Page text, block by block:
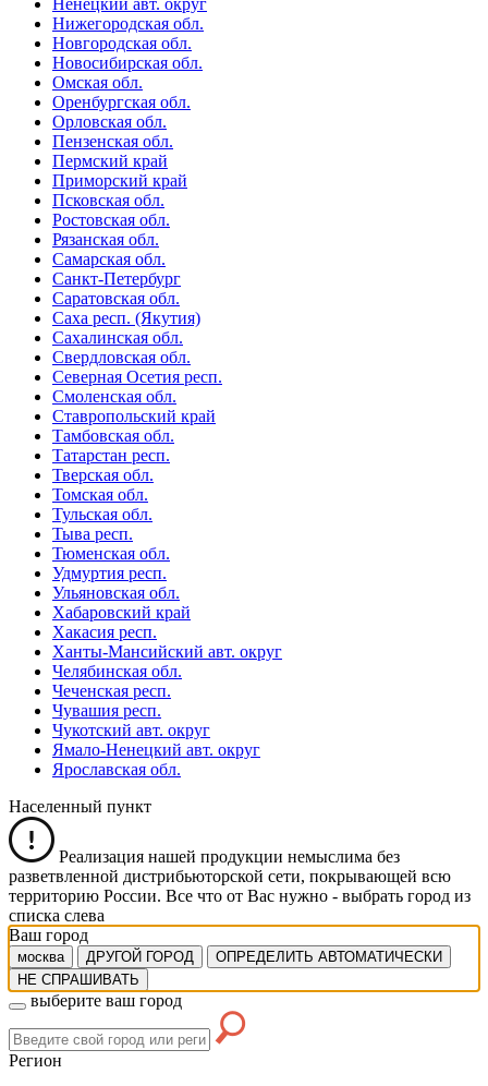
Нижегородская обл.
Новгородская обл.
Новосибирская обл.
Омская обл.
Оренбургская обл.
Орловская обл.
Пензенская обл.
Пермский край
Приморский край
Псковская обл.
Ростовская обл.
Рязанская обл.
Самарская обл.
Санкт-Петербург
Саратовская обл.
Саха респ. (Якутия)
Сахалинская обл.
Свердловская обл.
Северная Осетия респ.
Смоленская обл.
Ставропольский край
Тамбовская обл.
Татарстан респ.
Тверская обл.
Томская обл.
Тульская обл.
Тыва респ.
Тюменская обл.
Удмуртия респ.
Ульяновская обл.
Хабаровский край
Хакасия респ.
Ханты-Мансийский авт. округ
Челябинская обл.
Чеченская респ.
Чувашия респ.
Чукотский авт. округ
Ямало-Ненецкий авт. округ
Ярославская обл.
Населенный пункт
Реализация нашей продукции немыслима без
разветвленной дистрибьюторской сети, покрывающей всю
территорию России. Все что от Вас нужно - выбрать город из
списка слева
Ваш город
москва ДРУГОЙ ГОРОД
ОПРЕДЕЛИТЬ АВТОМАТИЧЕСКИ
НЕ СПРАШИВАТЬ
выберите ваш город
Регион